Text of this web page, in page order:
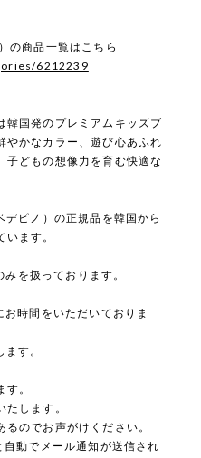
の商品一覧はこちら
6212239
韓国発のプレミアムキッズブ
やかなカラー、遊び心あふれ
子どもの想像力を育む快適な
ピノ）の正規品を韓国から
ます。
を扱っております。
時間をいただいておりま
す。
。
します。
のでお声がけください。
動でメール通知が送信され